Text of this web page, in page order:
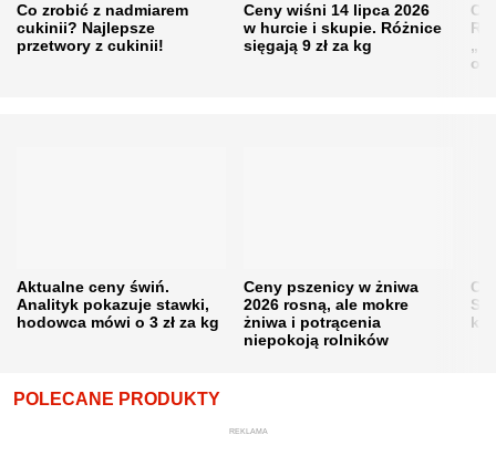
Co zrobić z nadmiarem
cukinii? Najlepsze
przetwory z cukinii!
Ceny wiśni 14 lipca 2026
w hurcie i skupie. Różnice
sięgają 9 zł za kg
Aktualne ceny świń.
Analityk pokazuje stawki,
hodowca mówi o 3 zł za kg
Ceny pszenicy w żniwa
2026 rosną, ale mokre
żniwa i potrącenia
niepokoją rolników
POLECANE PRODUKTY
REKLAMA